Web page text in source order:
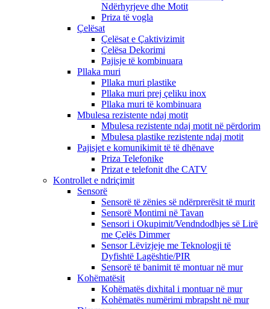
Ndërhyrjeve dhe Motit
Priza të vogla
Çelësat
Çelësat e Çaktivizimit
Çelësa Dekorimi
Pajisje të kombinuara
Pllaka muri
Pllaka muri plastike
Pllaka muri prej çeliku inox
Pllaka muri të kombinuara
Mbulesa rezistente ndaj motit
Mbulesa rezistente ndaj motit në përdorim
Mbulesa plastike rezistente ndaj motit
Pajisjet e komunikimit të të dhënave
Priza Telefonike
Prizat e telefonit dhe CATV
Kontrollet e ndriçimit
Sensorë
Sensorë të zënies së ndërprerësit të murit
Sensorë Montimi në Tavan
Sensori i Okupimit/Vendndodhjes së Lirë
me Çelës Dimmer
Sensor Lëvizjeje me Teknologji të
Dyfishtë Lagështie/PIR
Sensorë të banimit të montuar në mur
Kohëmatësit
Kohëmatës dixhital i montuar në mur
Kohëmatës numërimi mbrapsht në mur